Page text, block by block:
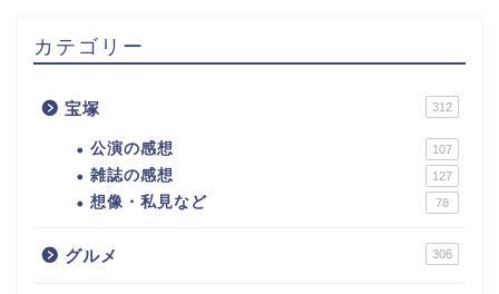
カテゴリー
宝塚 312
公演の感想 107
雑誌の感想 127
想像・私見など 78
グルメ 306